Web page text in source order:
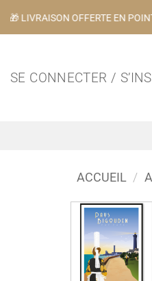
🎁 LIVRAISON OFFERTE EN
SE CONNECTER /
ACCUEIL /